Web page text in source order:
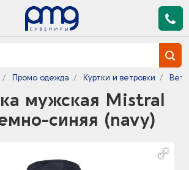
Промо одежда Куртки и ветровки
мужская Mistral
синяя (navy)